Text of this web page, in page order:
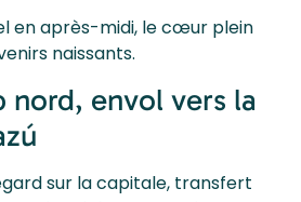
en après-midi, le cœur plein
naissants.
envol vers la
sur la capitale, transfert